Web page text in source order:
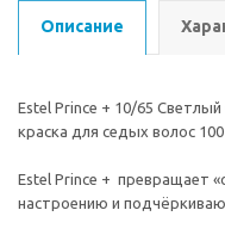
Описание
Estel Prince + 10/65
краска для седых волос
Estel Prince + превращает
настроению и